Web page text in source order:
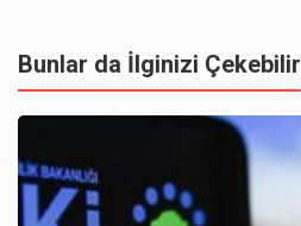
Bunlar da İlginizi Çekebilir